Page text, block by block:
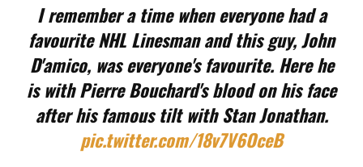
I remember a time when everyone had a
favourite NHL Linesman and this guy, John
D'amico, was everyone's favourite. Here he
is with Pierre Bouchard's blood on his face
after his famous tilt with Stan Jonathan.
pic.twitter.com/18v7V6OceB